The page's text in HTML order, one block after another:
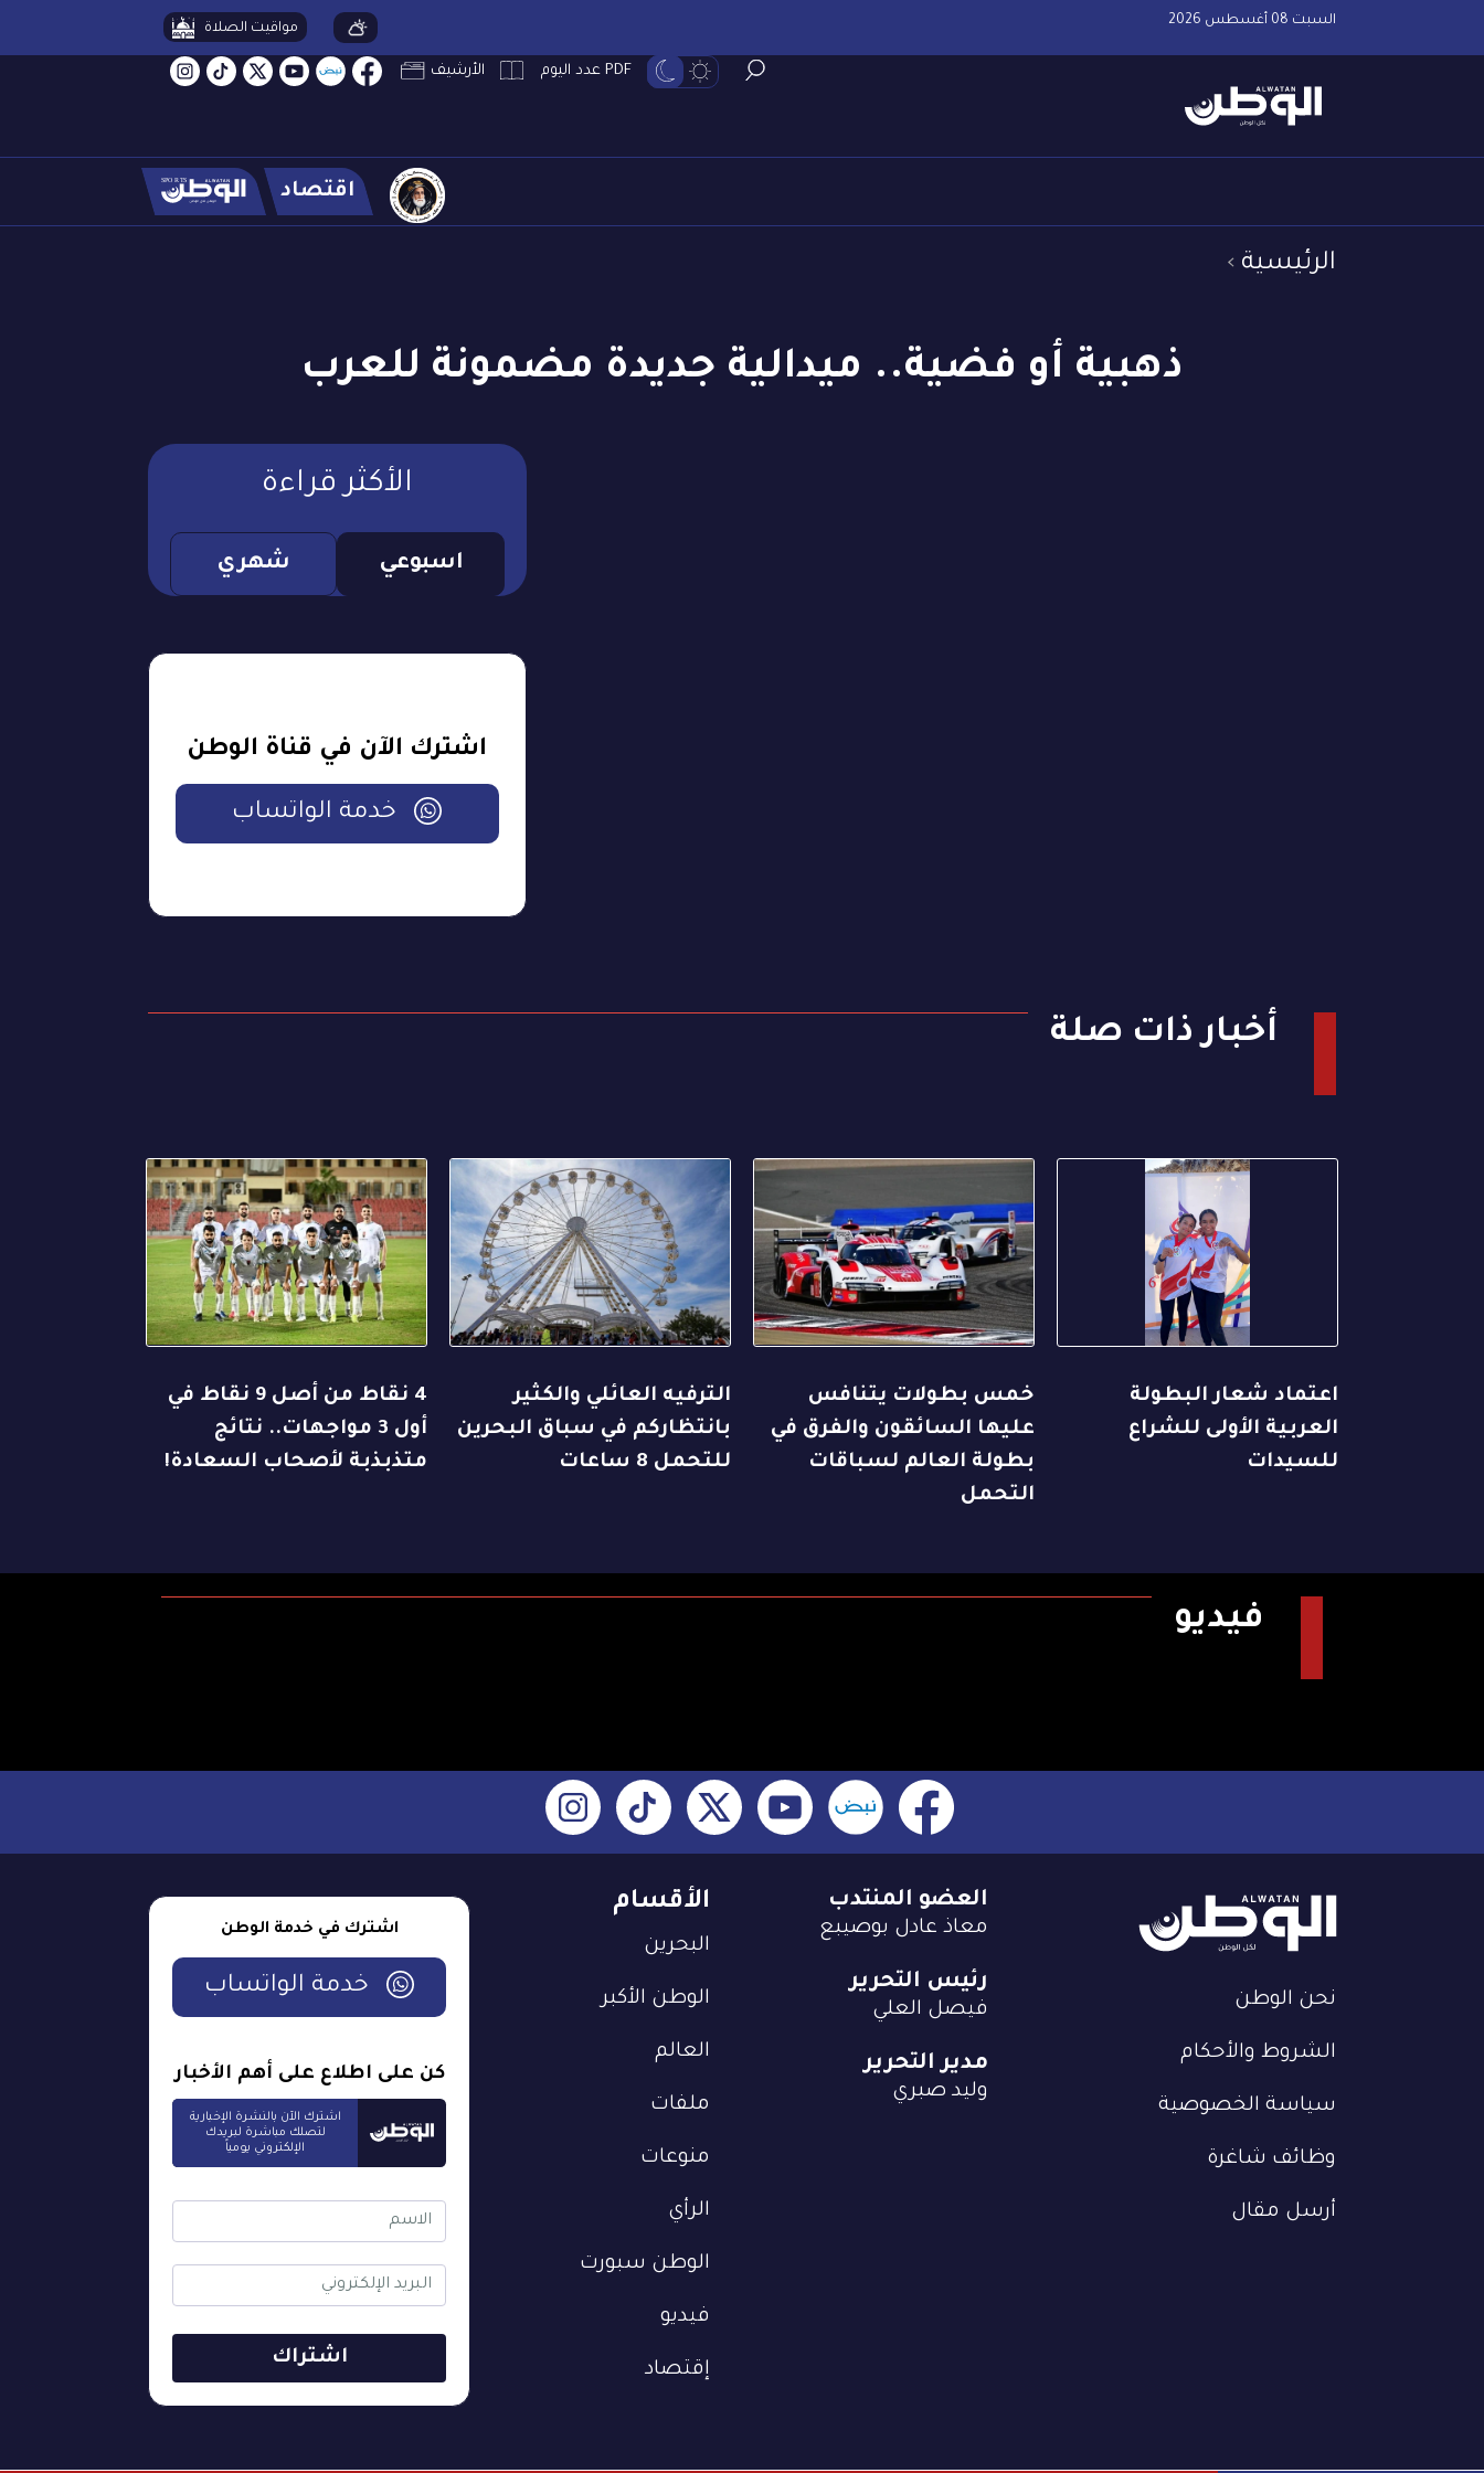
السبت 08 أغسطس 2026 مواقيت الصلاة
PDF عدد اليوم الأرشيف
اقتصاد
الرئيسية
ذهبية أو فضية.. ميدالية جديدة مضمونة للعرب
الأكثر قراءة
اسبوعي شهري
اشترك الآن في قناة الوطن
خدمة الواتساب
أخبار ذات صلة
اعتماد شعار البطولة
العربية الأولى للشراع
للسيدات
خمس بطولات يتنافس
عليها السائقون والفرق في
بطولة العالم لسباقات
التحمل
الترفيه العائلي والكثير
بانتظاركم في سباق البحرين
للتحمل 8 ساعات
4 نقاط من أصل 9 نقاط في
أول 3 مواجهات.. نتائج
متذبذبة لأصحاب السعادة!
فيديو
نحن الوطن
الشروط والأحكام
سياسة الخصوصية
وظائف شاغرة
أرسل مقال
الأقسام
البحرين
الوطن الأكبر
العالم
ملفات
منوعات
الرأي
الوطن سبورت
فيديو
إقتصاد
العضو المنتدب
معاذ عادل بوصيبع
رئيس التحرير
فيصل العلي
مدير التحرير
وليد صبري
اشترك في خدمة الوطن
خدمة الواتساب
كن على اطلاع على أهم الأخبار
اشترك الآن بالنشرة الإخبارية
لتصلك مباشرة لبريدك
الإلكتروني يومياً
اشتراك